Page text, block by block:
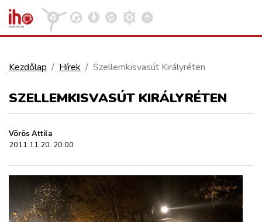
KÖZLEKEDÉSFEJLESZTÉS
Kezdőlap Hírek Szellemkisvasút Királyréten
SZELLEMKISVASÚT KIRÁLYRÉTEN
Vörös Attila
2011.11.20. 20:00